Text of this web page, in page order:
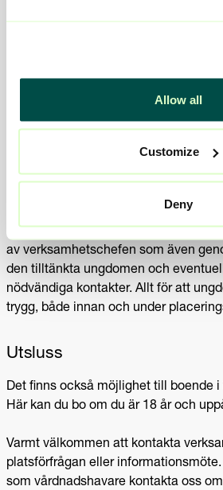
Allow all
Customize
Deny
Ungbo erbjuder även externa
behandlande inriktning. Till exempel
drogscreening, ridterapi och
individer som är i behov av skydd.
säkerställa vården, både för den
av verksamhetschefen som även
den tilltänkta ungdomen och
nödvändiga kontakter. Allt för att
trygg, både innan och under
Utsluss
Det finns också möjlighet till boende
Här kan du bo om du är 18 år och
Varmt välkommen att kontakta
platsförfrågan eller
som vårdnadshavare kontakta oss